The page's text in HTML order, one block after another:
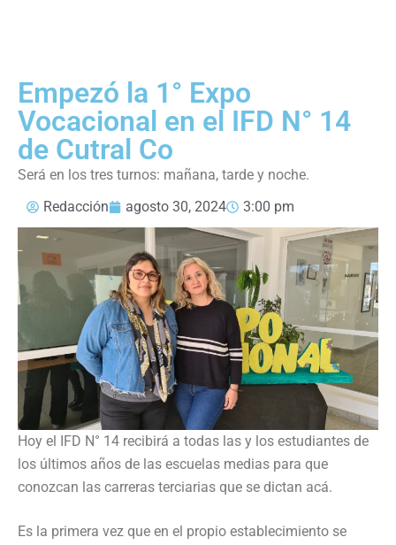
Empezó la 1° Expo
Vocacional en el IFD N° 14
de Cutral Co
Será en los tres turnos: mañana, tarde y noche.
Redacción
agosto 30, 2024 3:00 pm
Hoy el IFD N° 14 recibirá a todas las y los estudiantes de
los últimos años de las escuelas medias para que
conozcan las carreras terciarias que se dictan acá.
Es la primera vez que en el propio establecimiento se